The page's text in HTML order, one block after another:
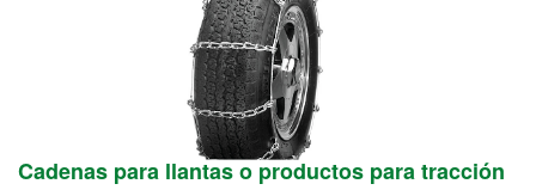
Cadenas para llantas o productos para tracción